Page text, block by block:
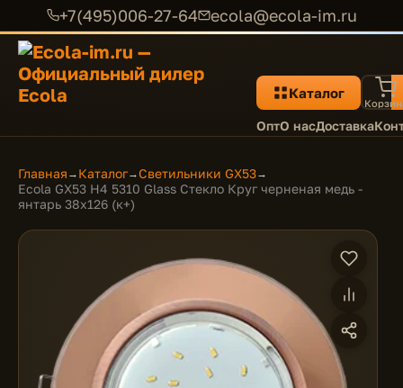
+7(495)006-27-64 ecola@ecola-im.ru
Каталог
ОптО насДоставка
Главная → Каталог→Светильники GX53→
Ecola GX53 H4 5310 Glass Стекло Круг черненая медь -
янтарь 38x126 (к+)